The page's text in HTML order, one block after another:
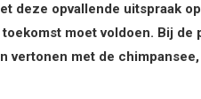
Downloads
Vacatures
Vacatures
Nieuws
deze opvallende uitspraak
moet voldoen. Bij de
met de